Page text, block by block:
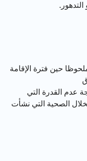
حين فترة الإقامة
القدرة التي
الصحية التي نشأت